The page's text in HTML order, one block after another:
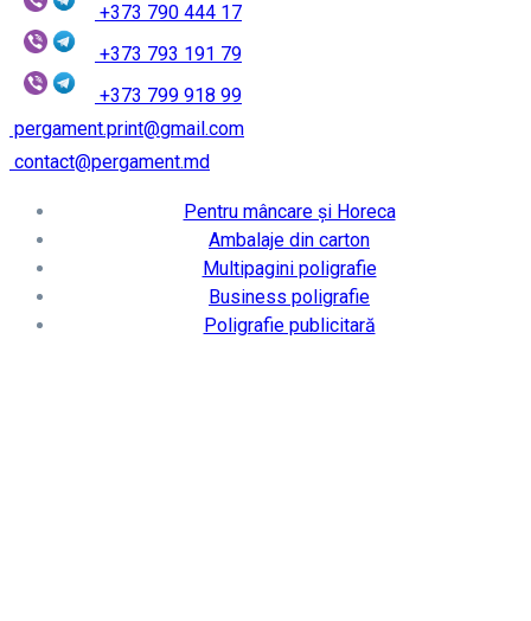
+373 790 444 17
+373 793 191 79
+373 799 918 99
pergament.print@gmail.com
contact@pergament.md
Pentru mâncare și Horeca
Ambalaje din carton
Multipagini poligrafie
Business poligrafie
Poligrafie publicitară